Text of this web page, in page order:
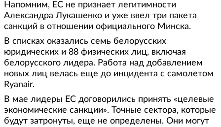
Напомним, ЕС не признает легитимности
Александра Лукашенко и уже ввел три пакета
санкций в отношении официального Минска.
В списках оказались семь белорусских
юридических и 88 физических лиц, включая
белорусского лидера. Работа над добавлением
новых лиц велась еще до инцидента с самолетом
Ryanair.
В мае лидеры ЕС договорились принять «целевые
экономические санкции». Точные сектора, которые
будут затронуты, еще не определены. Они могут